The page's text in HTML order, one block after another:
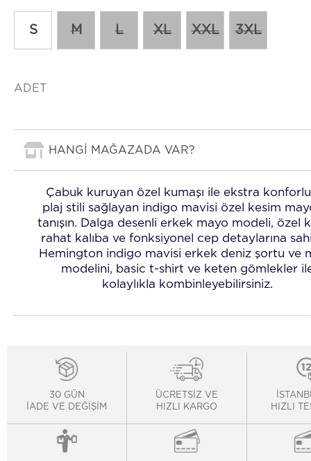
S M L XL XXL 3XL
ADET
HANGİ MAĞAZADA VAR?
Çabuk kuruyan özel kumaşı ile ekstra
plaj stili sağlayan indigo mavisi özel kesim
tanışın. Dalga desenli erkek mayo modeli, özel
rahat kalıba ve fonksiyonel cep detaylarına
Hemington indigo mavisi erkek deniz şortu ve
modelini, basic t-shirt ve keten gömlekler
kolaylıkla kombinleyebilirsiniz.
30 GÜN
İADE VE DEĞİŞİM
ÜCRETSİZ VE
HIZLI KARGO
HIZLI